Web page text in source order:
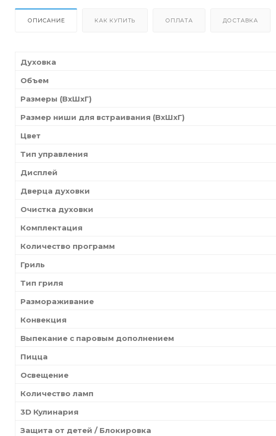
ОПИСАНИЕ КАК КУПИТЬ ОПЛАТА ДОСТАВКА
Духовка
Объем
Размеры (ВхШхГ)
Размер ниши для встраивания (ВхШхГ)
Цвет
Тип управления
Дисплей
Дверца духовки
Очистка духовки
Комплектация
Количество программ
Гриль
Тип гриля
Размораживание
Конвекция
Выпекание с паровым дополнением
Пицца
Освещение
Количество ламп
3D Кулинария
Защита от детей / Блокировка